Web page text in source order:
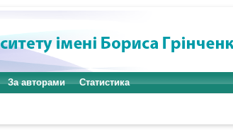
За авторами Статистика